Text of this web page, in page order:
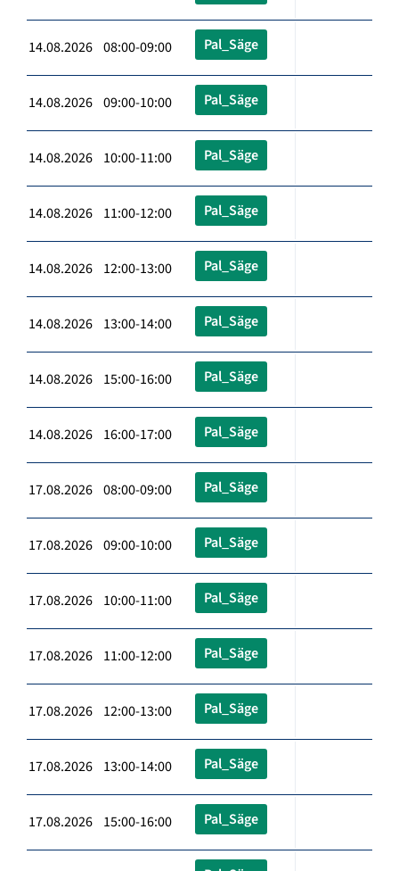
14.08.2026 08:00-09:00 Pal_Säge
14.08.2026 09:00-10:00 Pal_Säge
14.08.2026 10:00-11:00 Pal_Säge
14.08.2026 11:00-12:00 Pal_Säge
14.08.2026 12:00-13:00 Pal_Säge
14.08.2026 13:00-14:00 Pal_Säge
14.08.2026 15:00-16:00 Pal_Säge
14.08.2026 16:00-17:00 Pal_Säge
17.08.2026 08:00-09:00 Pal_Säge
17.08.2026 09:00-10:00 Pal_Säge
17.08.2026 10:00-11:00 Pal_Säge
17.08.2026 11:00-12:00 Pal_Säge
17.08.2026 12:00-13:00 Pal_Säge
17.08.2026 13:00-14:00 Pal_Säge
17.08.2026 15:00-16:00 Pal_Säge